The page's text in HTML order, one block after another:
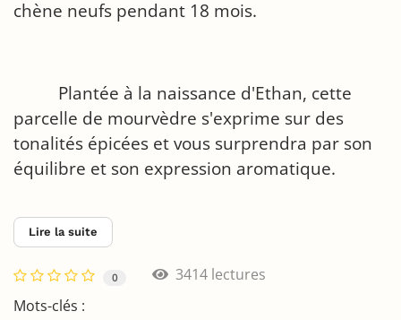
chène neufs pendant 18 mois.
Plantée à la naissance d'Ethan, cette
parcelle de mourvèdre s'exprime sur des
tonalités épicées et vous surprendra par son
équilibre et son expression aromatique.
Lire la suite
0
3414 lectures
Mots-clés :